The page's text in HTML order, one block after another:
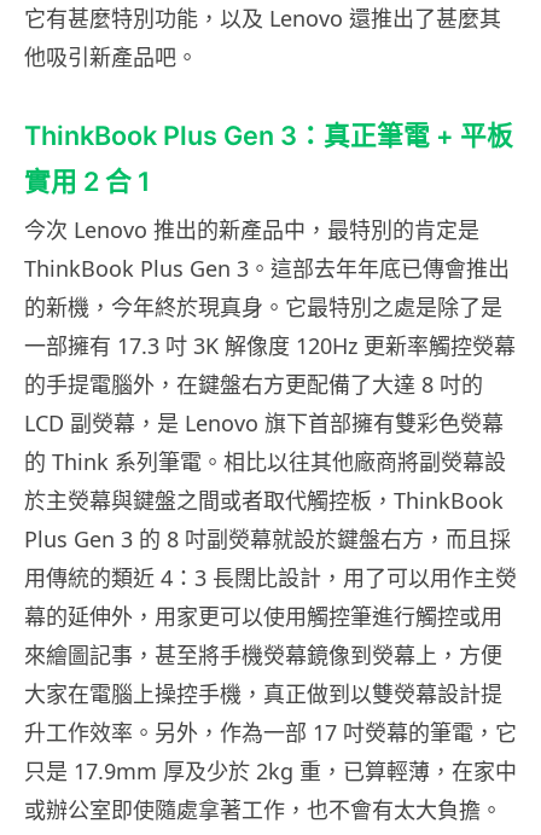
它有甚麼特別功能，以及 Lenovo 還推出了甚麼其
他吸引新產品吧。
ThinkBook Plus Gen 3：真正筆電 + 平板
實用 2 合 1
今次 Lenovo 推出的新產品中，最特別的肯定是
ThinkBook Plus Gen 3。這部去年年底已傳會推出
的新機，今年終於現真身。它最特別之處是除了是
一部擁有 17.3 吋 3K 解像度 120Hz 更新率觸控熒幕
的手提電腦外，在鍵盤右方更配備了大達 8 吋的
LCD 副熒幕，是 Lenovo 旗下首部擁有雙彩色熒幕
的 Think 系列筆電。相比以往其他廠商將副熒幕設
於主熒幕與鍵盤之間或者取代觸控板，ThinkBook
Plus Gen 3 的 8 吋副熒幕就設於鍵盤右方，而且採
用傳統的類近 4：3 長闊比設計，用了可以用作主熒
幕的延伸外，用家更可以使用觸控筆進行觸控或用
來繪圖記事，甚至將手機熒幕鏡像到熒幕上，方便
大家在電腦上操控手機，真正做到以雙熒幕設計提
升工作效率。另外，作為一部 17 吋熒幕的筆電，它
只是 17.9mm 厚及少於 2kg 重，已算輕薄，在家中
或辦公室即使隨處拿著工作，也不會有太大負擔。